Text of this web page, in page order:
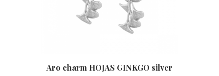
Aro charm HOJAS GINKGO silver